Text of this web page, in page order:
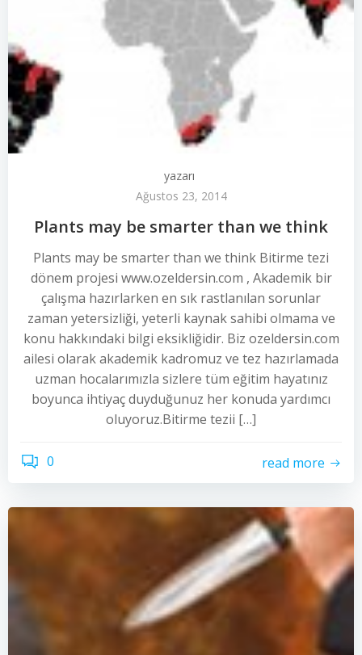
yazarı
Ağustos 23, 2014
Plants may be smarter than we think
Plants may be smarter than we think Bitirme tezi
dönem projesi www.ozeldersin.com , Akademik bir
çalışma hazırlarken en sık rastlanılan sorunlar
zaman yetersizliği, yeterli kaynak sahibi olmama ve
konu hakkındaki bilgi eksikliğidir. Biz ozeldersin.com
ailesi olarak akademik kadromuz ve tez hazırlamada
uzman hocalarımızla sizlere tüm eğitim hayatınız
boyunca ihtiyaç duyduğunuz her konuda yardımcı
oluyoruz.Bitirme tezii […]
0 read more